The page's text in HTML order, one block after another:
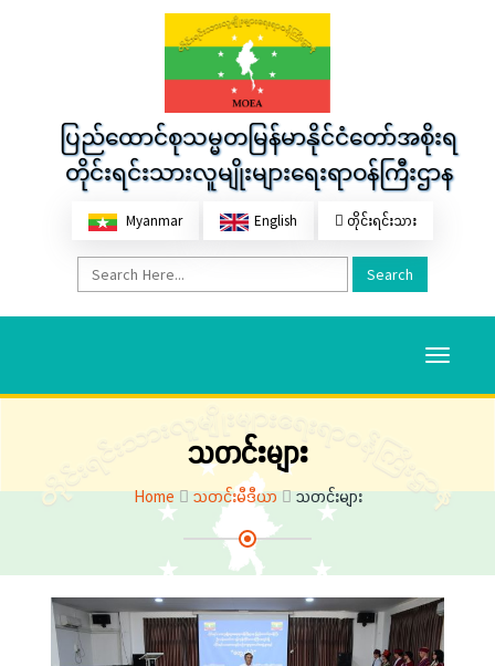
ပြည်ထောင်စုသမ္မတမြန်မာနိုင်ငံတော်အစိုးရ
တိုင်းရင်းသားလူမျိုးများရေးရာဝန်ကြီးဌာန
Myanmar English တိုင်းရင်းသား
Search
Toggle
သတင်းများ
Home သတင်းမီဒီယာ သတင်းများ